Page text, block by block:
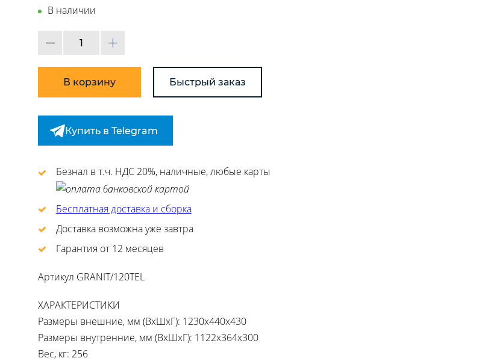
В наличии
В корзину Быстрый заказ
Купить в Telegram
Безнал в т.ч. НДС 20%, наличные, любые карты
Бесплатная доставка и сборка
Доставка возможна уже завтра
Гарантия от 12 месяцев
Артикул GRANIT/120TEL
ХАРАКТЕРИСТИКИ
Размеры внешние, мм (ВхШхГ): 1230x440x430
Размеры внутренние, мм (ВхШхГ): 1122x364x300
Вес, кг: 256